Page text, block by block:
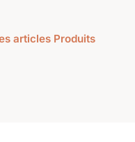
articles Produits